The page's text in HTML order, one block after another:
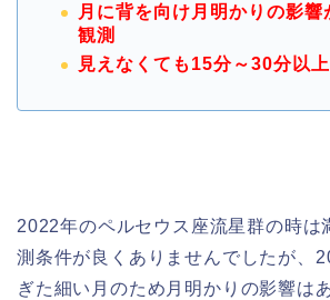
月に背を向け月明かりの影響
観測
見えなくても15分～30分以
2022年のペルセウス座流星群の時は
測条件が良くありませんでしたが、
ぎた細い月のため月明かりの影響は